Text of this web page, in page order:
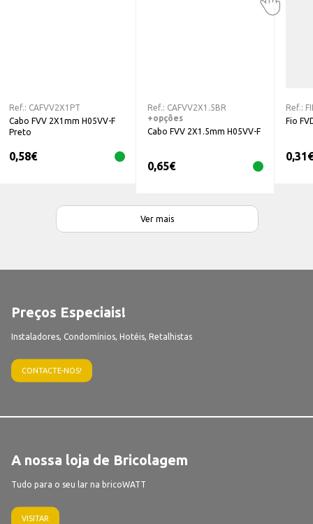
Ref.: CAFVV2X1PT
Cabo FVV 2X1mm H05VV-F
Preto
0,58€
Ref.: CAFVV2X1.5BR
+opções
Cabo FVV 2X1.5mm H05VV-F
0,65€
Ref.:
Fio
0,31€
Ver mais
Preços Especiais!
Instaladores, Condomínios, Hotéis, Retalhistas
CONTACTE-NOS!
A nossa loja de Bricolagem
Tudo para o seu lar na bricoWATT
VISITAR